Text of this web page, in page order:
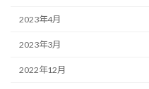
2023年4月
2023年3月
2022年12月